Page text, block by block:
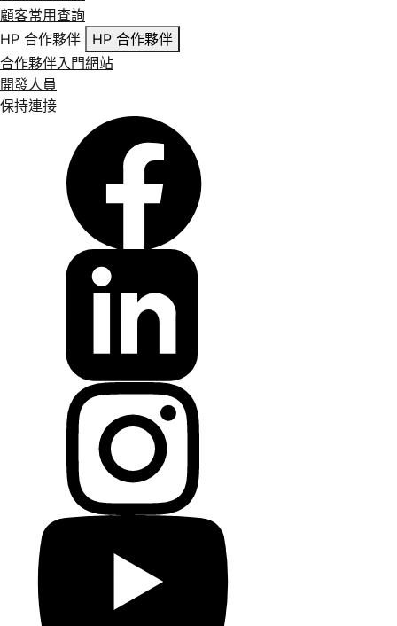
顧客常用查詢
HP 合作夥伴
HP 合作夥伴
合作夥伴入門網站
開發人員
保持連接